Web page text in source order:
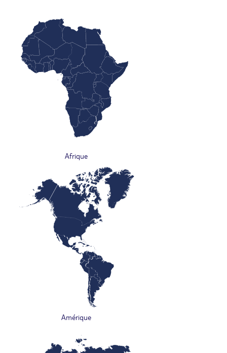
Afrique
Amérique